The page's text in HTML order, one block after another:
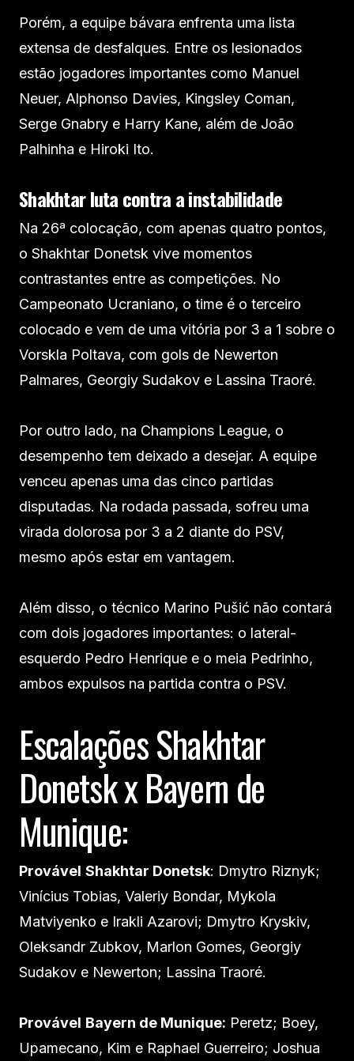
Porém, a equipe bávara enfrenta uma lista
extensa de desfalques. Entre os lesionados
estão jogadores importantes como Manuel
Neuer, Alphonso Davies, Kingsley Coman,
Serge Gnabry e Harry Kane, além de João
Palhinha e Hiroki Ito.
Shakhtar luta contra a instabilidade
Na 26ª colocação, com apenas quatro pontos,
o Shakhtar Donetsk vive momentos
contrastantes entre as competições. No
Campeonato Ucraniano, o time é o terceiro
colocado e vem de uma vitória por 3 a 1 sobre o
Vorskla Poltava, com gols de Newerton
Palmares, Georgiy Sudakov e Lassina Traoré.
Por outro lado, na Champions League, o
desempenho tem deixado a desejar. A equipe
venceu apenas uma das cinco partidas
disputadas. Na rodada passada, sofreu uma
virada dolorosa por 3 a 2 diante do PSV,
mesmo após estar em vantagem.
Além disso, o técnico Marino Pušić não contará
com dois jogadores importantes: o lateral-
esquerdo Pedro Henrique e o meia Pedrinho,
ambos expulsos na partida contra o PSV.
Escalações Shakhtar
Donetsk x Bayern de
Munique:
Provável Shakhtar Donetsk: Dmytro Riznyk;
Vinícius Tobias, Valeriy Bondar, Mykola
Matviyenko e Irakli Azarovi; Dmytro Kryskiv,
Oleksandr Zubkov, Marlon Gomes, Georgiy
Sudakov e Newerton; Lassina Traoré.
Provável Bayern de Munique: Peretz; Boey,
Upamecano, Kim e Raphael Guerreiro; Joshua